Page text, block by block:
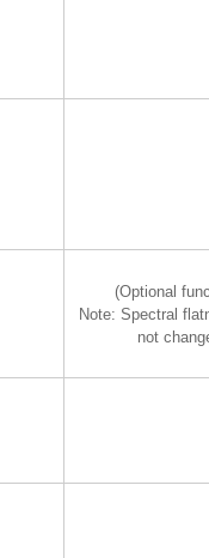
(Optional
Note: Spectral
not